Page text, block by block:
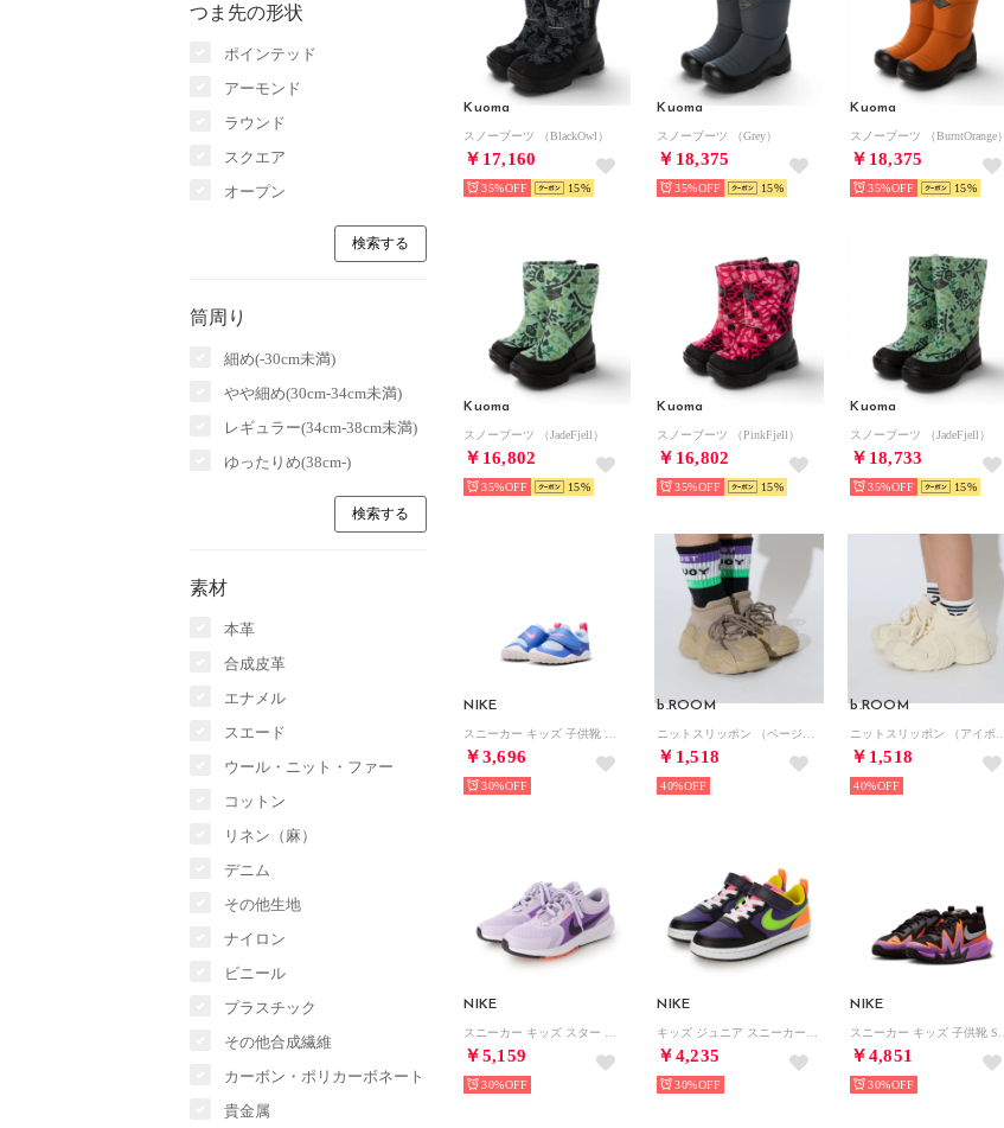
つま先の形状
ポインテッド
アーモンド
ラウンド
スクエア
オープン
筒周り
細め(-30cm未満)
やや細め(30cm-34cm未満)
レギュラー(34cm-38cm未満)
ゆったりめ(38cm-)
素材
本革
合成皮革
エナメル
スエード
ウール・ニット・ファー
コットン
リネン（麻）
デニム
その他生地
ナイロン
ビニール
プラスチック
その他合成繊維
カーボン・ポリカーボネート
貴金属
Kuoma
スノーブーツ （BlackOwl）
￥17,160
35% 15
Kuoma
スノーブーツ （Grey）
￥18,375
35% 15
Kuoma
スノーブーツ （BurntOrange）
￥18,375
35% 15
Kuoma
スノーブーツ （JadeFjell）
￥16,802
35% 15
Kuoma
スノーブーツ （PinkFjell）
￥16,802
35% 15
Kuoma
スノーブーツ （JadeFjell）
￥18,733
35% 15
NIKE
￥3,696
30%
b.ROOM
￥1,518
40%
b.ROOM
￥1,518
40%
NIKE
￥5,159
30%
NIKE
￥4,235
30%
NIKE
￥4,851
30%